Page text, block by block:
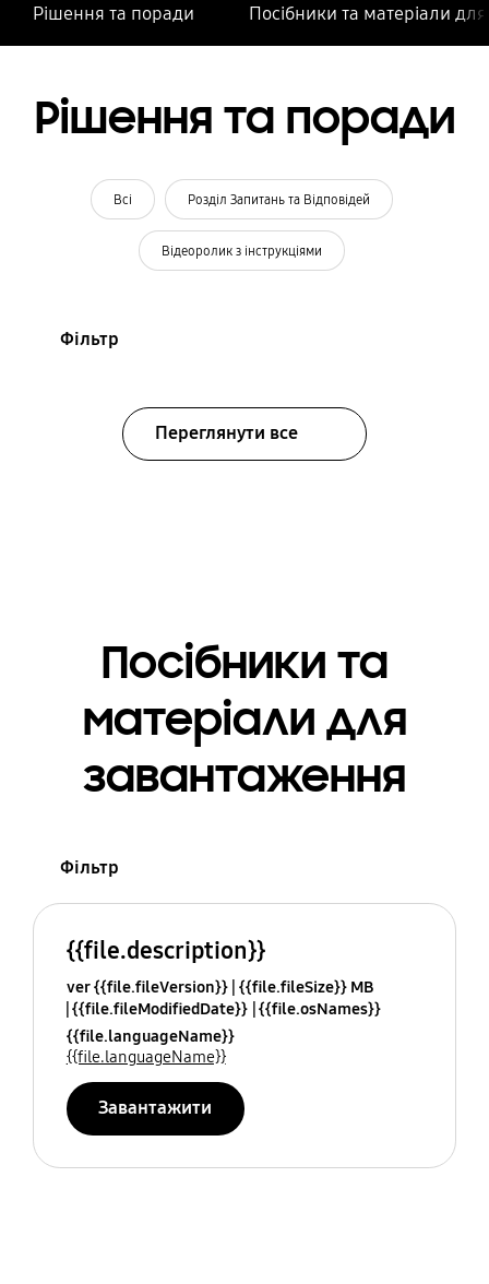
Рішення та поради Посібники та матеріали
Рішення та поради
Всі Розділ Запитань та Відповідей
Відеоролик з інструкціями
Фільтр
Переглянути все
Посібники та
матеріали для
завантаження
Фільтр
{{file.description}}
ver {{file.fileVersion}} {{file.fileSize}} MB
{{file.fileModifiedDate}} {{file.osNames}}
{{file.languageName}}
{{file.languageName}}
Завантажити